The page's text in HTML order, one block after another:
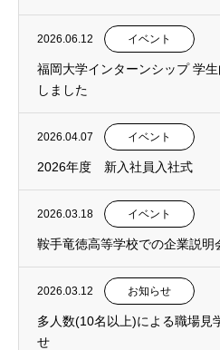
2026.06.12 イベント
福岡大学インターンシップ 学
しました
2026.04.07 イベント
2026年度 新入社員入社式
2026.03.18 イベント
鞍手竜徳高等学校での企業説明
2026.03.12 お知らせ
多人数(10名以上)による職場見
せ